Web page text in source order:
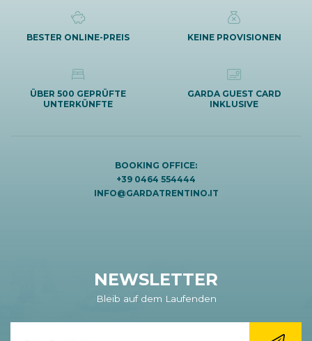
BESTER ONLINE-PREIS KEINE PROVISIONEN
ÜBER 500 GEPRÜFTE
UNTERKÜNFTE
GARDA GUEST CARD
INKLUSIVE
BOOKING OFFICE:
+39 0464 554444
INFO@GARDATRENTINO.IT
NEWSLETTER
Bleib auf dem Laufenden